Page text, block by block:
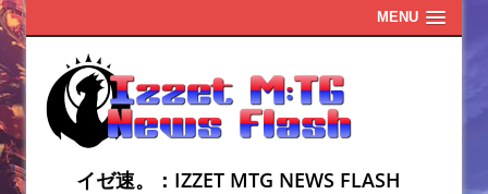
MENU
イゼ速。：IZZET MTG NEWS FLASH